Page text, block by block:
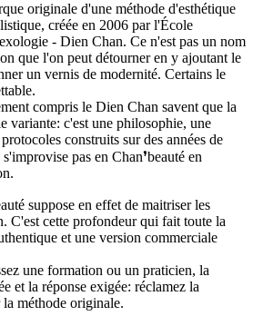
originale d'une méthode d'esthétique
créée en 2006 par l'École
- Dien Chan. Ce n'est pas un nom
que l'on peut détourner en y ajoutant le
un vernis de modernité. Certains le
compris le Dien Chan savent que la
variante: c'est une philosophie, une
construits sur des années de
pas en Chan❜beauté en
suppose en effet de maitriser les
C'est cette profondeur qui fait toute la
et une version commerciale
une formation ou un praticien, la
et la réponse exigée: réclamez la
méthode originale.